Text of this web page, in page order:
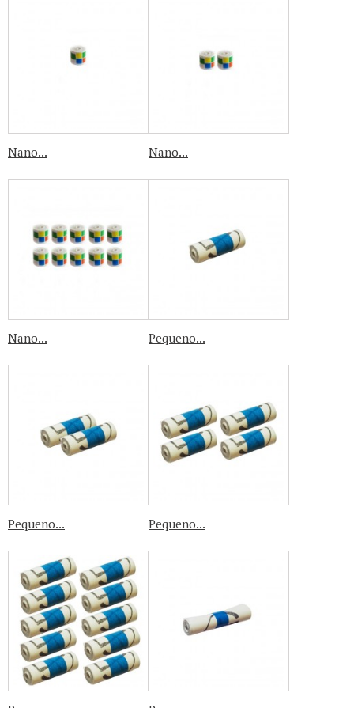
Nano... Nano...
Nano... Pequeno...
Pequeno... Pequeno...